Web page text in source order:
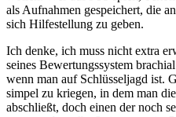
als Aufnahmen gespeichert, die
sich Hilfestellung zu geben.
Ich denke, ich muss nicht extra
seines Bewertungssystem
wenn man auf Schlüsseljagd ist.
simpel zu kriegen, in dem man
abschließt, doch einen der noch